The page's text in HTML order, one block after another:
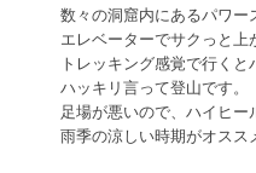
数々の洞窟内にあるパワー
エレベーターでサクっと上
トレッキング感覚で行くと
ハッキリ言って登山です。
足場が悪いので、ハイヒー
雨季の涼しい時期がオスス